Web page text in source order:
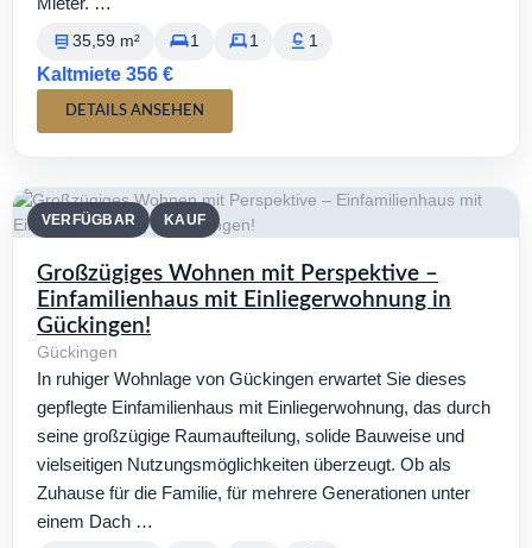
35,59 m² 1 1 1
Kaltmiete 356 €
DETAILS ANSEHEN
VERFÜGBAR KAUF
Großzügiges Wohnen mit Perspektive –
Einfamilienhaus mit Einliegerwohnung in
Gückingen!
Gückingen
In ruhiger Wohnlage von Gückingen erwartet Sie dieses
gepflegte Einfamilienhaus mit Einliegerwohnung, das durch
seine großzügige Raumaufteilung, solide Bauweise und
vielseitigen Nutzungsmöglichkeiten überzeugt. Ob als
Zuhause für die Familie, für mehrere Generationen unter
einem Dach …